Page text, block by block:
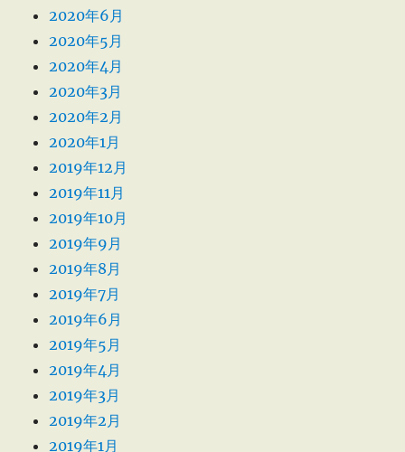
2020年6月
2020年5月
2020年4月
2020年3月
2020年2月
2020年1月
2019年12月
2019年11月
2019年10月
2019年9月
2019年8月
2019年7月
2019年6月
2019年5月
2019年4月
2019年3月
2019年2月
2019年1月